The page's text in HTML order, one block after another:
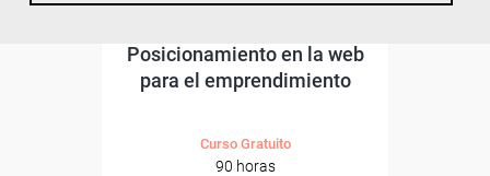
Cursos Femxa
Posicionamiento en la web
para el emprendimiento
Curso Gratuito
90 horas